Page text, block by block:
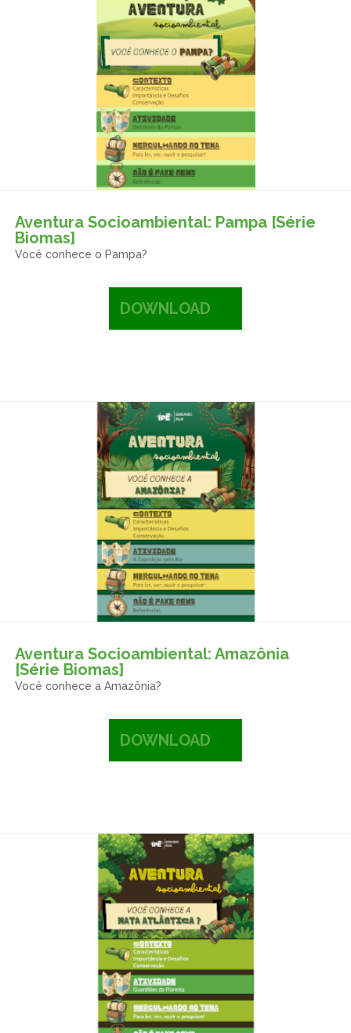
Aventura Socioambiental: Pampa [Série
Biomas]
Você conhece o Pampa?
DOWNLOAD
Aventura Socioambiental: Amazônia
[Série Biomas]
Você conhece a Amazônia?
DOWNLOAD